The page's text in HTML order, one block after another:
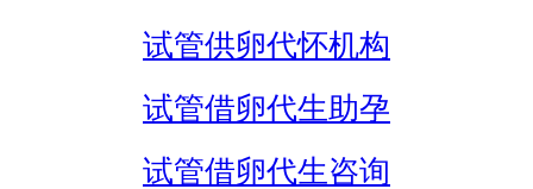
试管供卵代怀机构
试管借卵代生助孕
试管借卵代生咨询